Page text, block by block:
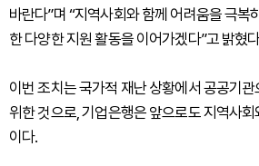
바란다”며 “지역사회와 함께 어려움을 극복
한 다양한 지원 활동을 이어가겠다”고 밝혔
이번 조치는 국가적 재난 상황에서 공공기
위한 것으로, 기업은행은 앞으로도 지역사
이다.